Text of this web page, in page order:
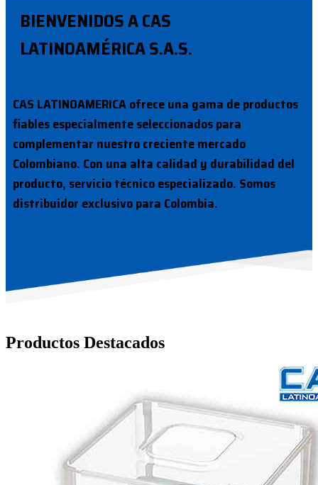
BIENVENIDOS A CAS
LATINOAMÉRICA S.A.S.
CAS LATINOAMERICA ofrece una gama de productos
fiables especialmente seleccionados para
complementar nuestro creciente mercado
Colombiano. Con una alta calidad y durabilidad del
producto, servicio técnico especializado. Somos
distribuidor exclusivo para Colombia.
Productos Destacados